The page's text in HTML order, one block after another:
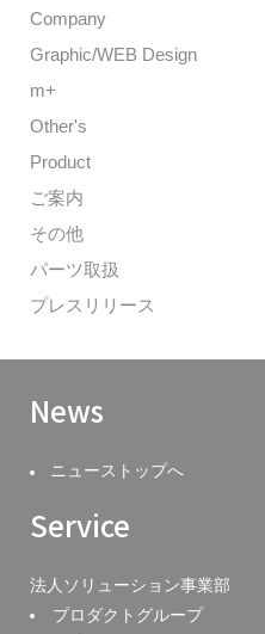
Company
Graphic/WEB Design
m+
Other's
Product
ご案内
その他
パーツ取扱
プレスリリース
News
ニューストップへ
Service
法人ソリューション事業部
プロダクトグループ